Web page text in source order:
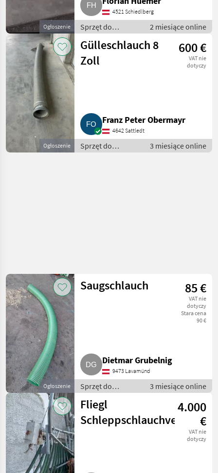
Ogłoszenie
4521 Schiedlberg
Sprzęt do
nawożenia i
nawadniania /
Wąż - do
gnojowicy
2 miesiące online
Ogłoszenie
Gülleschlauch 8
Zoll
600 €
VAT nie
dotyczy
Franz Peter Obermayr
4642 Sattledt
Sprzęt do
nawożenia i
3 miesiące online
Ogłoszenie
Saugschlauch 85 €
VAT nie
dotyczy
Stara cena
90 €
Dietmar Grubelnig
9473 Lavamünd
Sprzęt do
nawożenia i
nawadniania /
Wąż - do
gnojowicy
3 miesiące online
Fliegl
Schleppschlauchverteiler
4.000
€
VAT nie
dotyczy